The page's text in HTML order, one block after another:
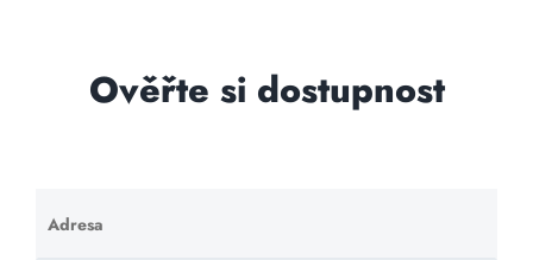
Ověřte si dostupnost
Adresa
Ponechte